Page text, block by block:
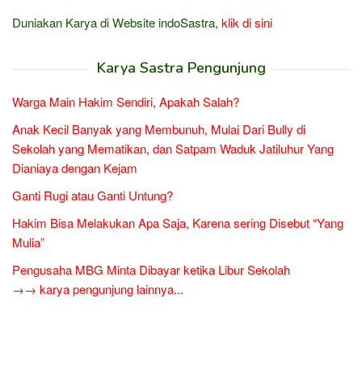
Duniakan Karya di Website indoSastra, klik di sini
Karya Sastra Pengunjung
Warga Main Hakim Sendiri, Apakah Salah?
Anak Kecil Banyak yang Membunuh, Mulai Dari Bully di
Sekolah yang Mematikan, dan Satpam Waduk Jatiluhur Yang
Dianiaya dengan Kejam
Ganti Rugi atau Ganti Untung?
Hakim Bisa Melakukan Apa Saja, Karena sering Disebut “Yang
Mulia”
Pengusaha MBG Minta Dibayar ketika Libur Sekolah
→→ karya pengunjung lainnya...